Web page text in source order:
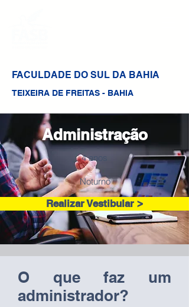
FACULDADE DO SUL DA BAHIA
TEIXEIRA DE FREITAS - BAHIA
Administração
4 anos
Noturno
Realizar Vestibular >
O que faz um
administrador?